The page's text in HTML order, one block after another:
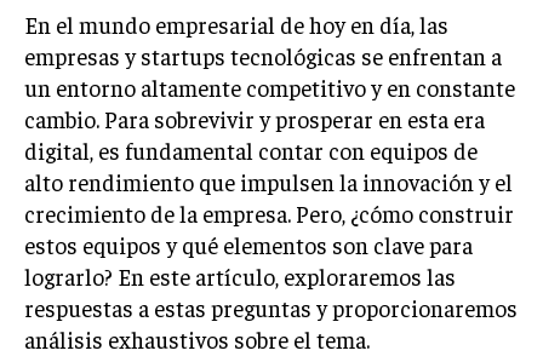
LIFESTYLE
MARKETING
ESTRATEGIAS DE MARKETING
En el mundo empresarial de hoy en día, las
empresas y startups tecnológicas se enfrentan a
un entorno altamente competitivo y en constante
cambio. Para sobrevivir y prosperar en esta era
digital, es fundamental contar con equipos de
alto rendimiento que impulsen la innovación y el
crecimiento de la empresa. Pero, ¿cómo construir
estos equipos y qué elementos son clave para
lograrlo? En este artículo, exploraremos las
respuestas a estas preguntas y proporcionaremos
análisis exhaustivos sobre el tema.